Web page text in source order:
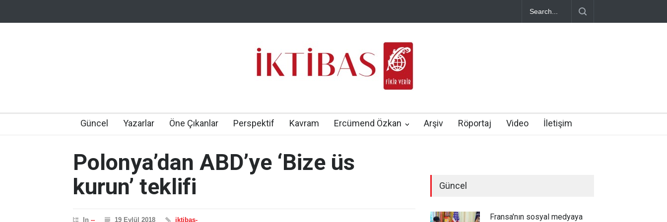
Güncel Yazarlar Öne Çıkanlar Perspektif Kavram Ercümend Özkan Arşiv Röportaj Video İletişim
Polonya’dan ABD’ye ‘Bize üs
kurun’ teklifi
In -- 19 Eylül 2018 iktibas-
Güncel
Fransa'nın sosyal medyaya